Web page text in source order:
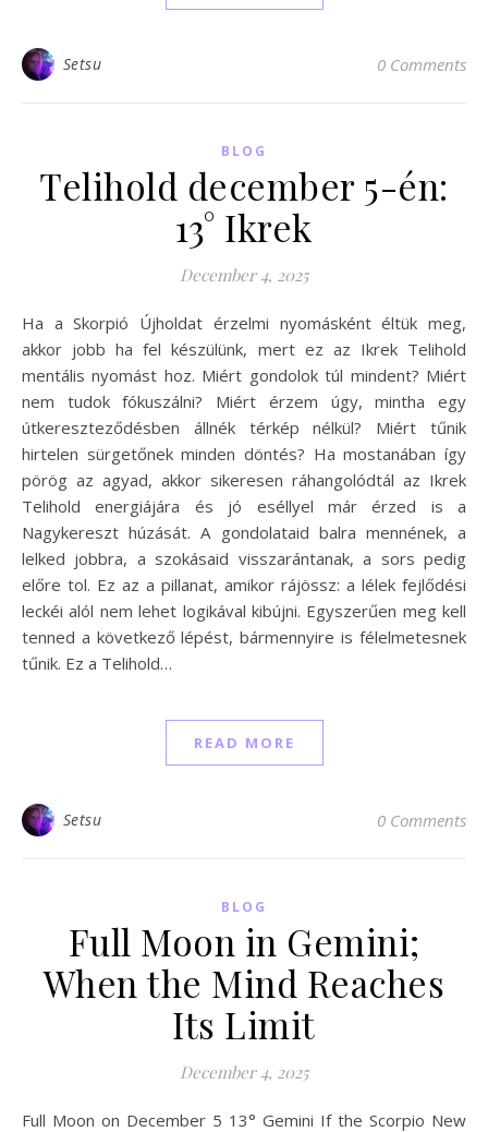
Setsu 0 Comments
BLOG
Telihold december 5-én:
13° Ikrek
December 4, 2025
Ha a Skorpió Újholdat érzelmi nyomásként éltük meg,
akkor jobb ha fel készülünk, mert ez az Ikrek Telihold
mentális nyomást hoz. Miért gondolok túl mindent? Miért
nem tudok fókuszálni? Miért érzem úgy, mintha egy
útkereszteződésben állnék térkép nélkül? Miért tűnik
hirtelen sürgetőnek minden döntés? Ha mostanában így
pörög az agyad, akkor sikeresen ráhangolódtál az Ikrek
Telihold energiájára és jó eséllyel már érzed is a
Nagykereszt húzását. A gondolataid balra mennének, a
lelked jobbra, a szokásaid visszarántanak, a sors pedig
előre tol. Ez az a pillanat, amikor rájössz: a lélek fejlődési
leckéi alól nem lehet logikával kibújni. Egyszerűen meg kell
tenned a következő lépést, bármennyire is félelmetesnek
tűnik. Ez a Telihold…
READ MORE
Setsu 0 Comments
BLOG
Full Moon in Gemini;
When the Mind Reaches
Its Limit
December 4, 2025
Full Moon on December 5 13° Gemini If the Scorpio New